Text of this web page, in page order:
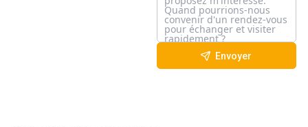
Envoyer